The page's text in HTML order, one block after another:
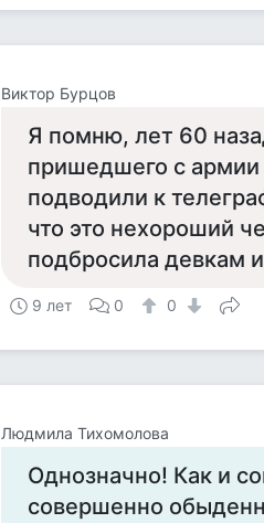
Виктор Бурцов
Я помню, лет 60
пришедшего с армии
подводили к
что это нехороший
подбросила девкам
9 лет 0 0
Людмила Тихомолова
Однозначно! Как и
совершенно